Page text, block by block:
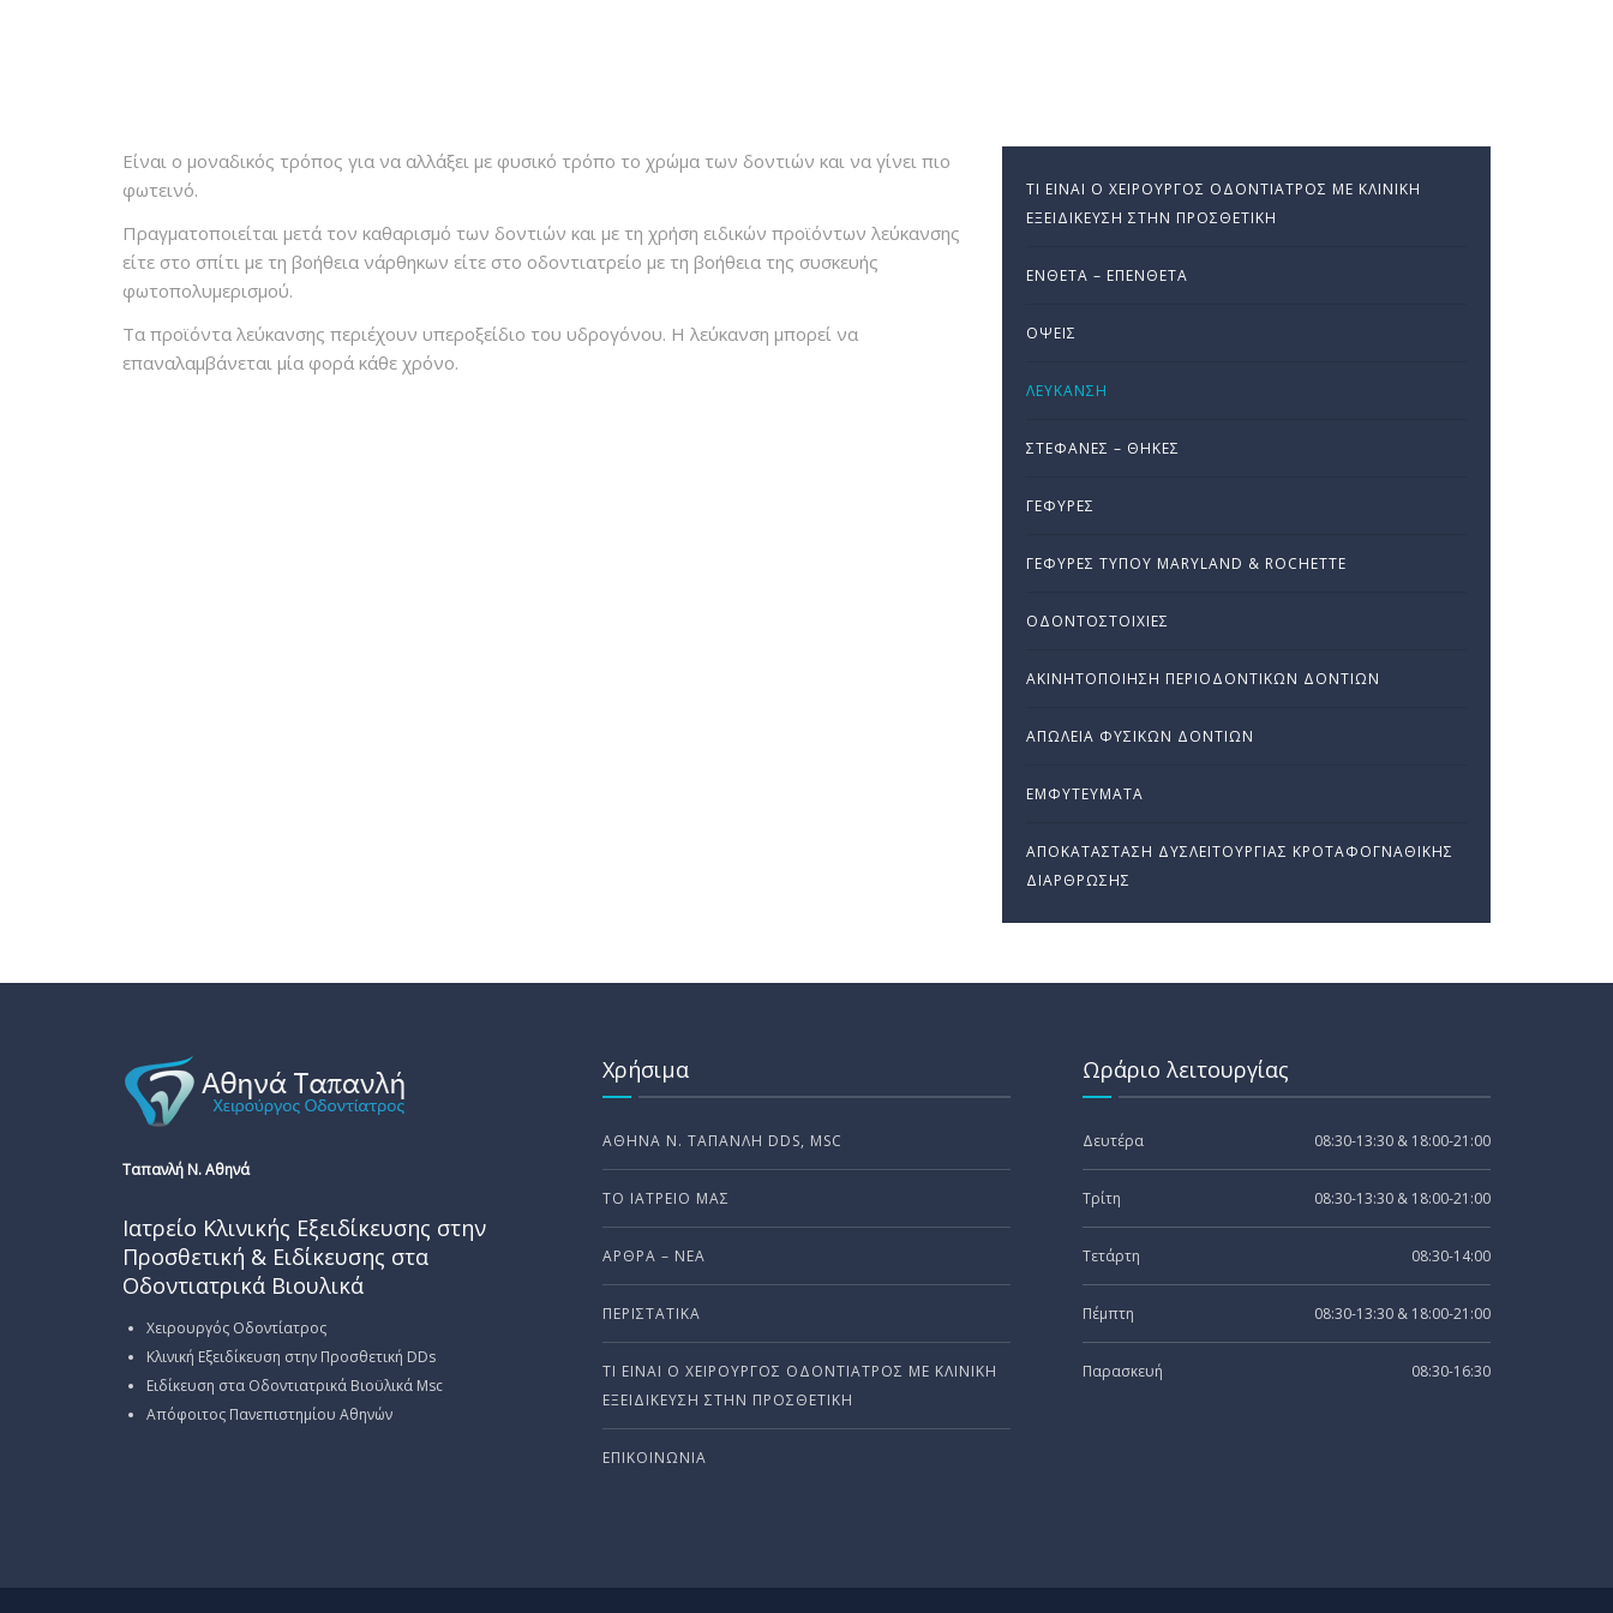
Είναι ο μοναδικός τρόπος για να αλλάξει με φυσικό τρόπο το χρώμα των δοντιών και να γίνει πιο
φωτεινό.
Πραγματοποιείται μετά τον καθαρισμό των δοντιών και με τη χρήση ειδικών προϊόντων λεύκανσης
είτε στο σπίτι με τη βοήθεια νάρθηκων είτε στο οδοντιατρείο με τη βοήθεια της συσκευής
φωτοπολυμερισμού.
Τα προϊόντα λεύκανσης περιέχουν υπεροξείδιο του υδρογόνου. Η λεύκανση μπορεί να
επαναλαμβάνεται μία φορά κάθε χρόνο.
ΤΙ ΕΊΝΑΙ Ο ΧΕΙΡΟΎΡΓΟΣ ΟΔΟΝΤΊΑΤΡΟΣ ΜΕ ΚΛΙΝΙΚΉ
ΕΞΕΙΔΊΚΕΥΣΗ ΣΤΗΝ ΠΡΟΣΘΕΤΙΚΉ
ΈΝΘΕΤΑ – ΕΠΈΝΘΕΤΑ
ΌΨΕΙΣ
ΛΕΎΚΑΝΣΗ
ΣΤΕΦΆΝΕΣ – ΘΉΚΕΣ
ΓΈΦΥΡΕΣ
ΓΈΦΥΡΕΣ ΤΎΠΟΥ MARYLAND & ROCHETTE
ΟΔΟΝΤΟΣΤΟΙΧΊΕΣ
ΑΚΙΝΗΤΟΠΟΊΗΣΗ ΠΕΡΙΟΔΟΝΤΙΚΏΝ ΔΟΝΤΙΏΝ
ΑΠΏΛΕΙΑ ΦΥΣΙΚΏΝ ΔΟΝΤΙΏΝ
ΕΜΦΥΤΕΎΜΑΤΑ
ΑΠΟΚΑΤΆΣΤΑΣΗ ΔΥΣΛΕΙΤΟΥΡΓΊΑΣ ΚΡΟΤΑΦΟΓΝΑΘΙΚΉΣ
ΔΙΆΡΘΡΩΣΗΣ
Ταπανλή Ν. Αθηνά
Ιατρείο Κλινικής Εξειδίκευσης στην
Προσθετική & Ειδίκευσης στα
Οδοντιατρικά Βιουλικά
Χειρουργός Οδοντίατρος
Κλινική Εξειδίκευση στην Προσθετική DDs
Ειδίκευση στα Οδοντιατρικά Βιοϋλικά Msc
Απόφοιτος Πανεπιστημίου Αθηνών
Χρήσιμα
ΑΘΗΝΆ Ν. ΤΑΠΑΝΛΉ DDS, MSC
ΤΟ ΙΑΤΡΕΊΟ ΜΑΣ
ΆΡΘΡΑ – ΝΈΑ
ΠΕΡΙΣΤΑΤΙΚΆ
ΤΙ ΕΊΝΑΙ Ο ΧΕΙΡΟΎΡΓΟΣ ΟΔΟΝΤΊΑΤΡΟΣ ΜΕ ΚΛΙΝΙΚΉ
ΕΞΕΙΔΊΚΕΥΣΗ ΣΤΗΝ ΠΡΟΣΘΕΤΙΚΉ
ΕΠΙΚΟΙΝΩΝΊΑ
Ωράριο λειτουργίας
Δευτέρα 08:30-13:30 & 18:00-21:00
Τρίτη 08:30-13:30 & 18:00-21:00
Τετάρτη 08:30-14:00
Πέμπτη 08:30-13:30 & 18:00-21:00
Παρασκευή 08:30-16:30